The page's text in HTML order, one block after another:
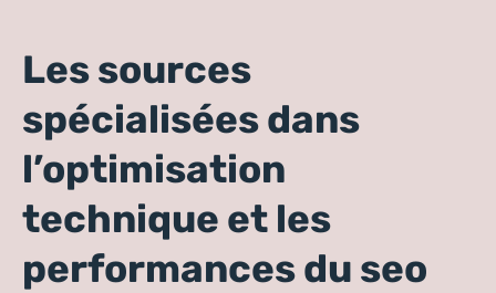
Les sources
spécialisées dans
l’optimisation
technique et les
performances du seo